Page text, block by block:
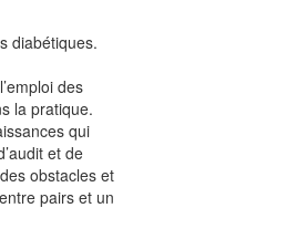
diabétiques.
des
la pratique.
qui
et de
obstacles et
pairs et un